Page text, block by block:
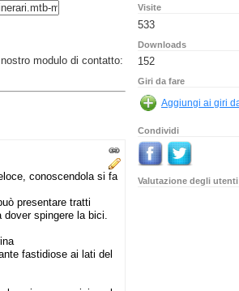
modulo di contatto:
conoscendola si fa
presentare tratti
spingere la bici.
fastidiose ai lati del
Visite
533
Downloads
152
Giri da fare
Condividi
Valutazione degli utenti